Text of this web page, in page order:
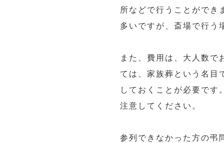
所などで行うことができ
多いですが、斎場で行う
また、費用は、大人数で
ては、家族葬という名目
しておくことが必要です
注意してください。
参列できなかった方の弔